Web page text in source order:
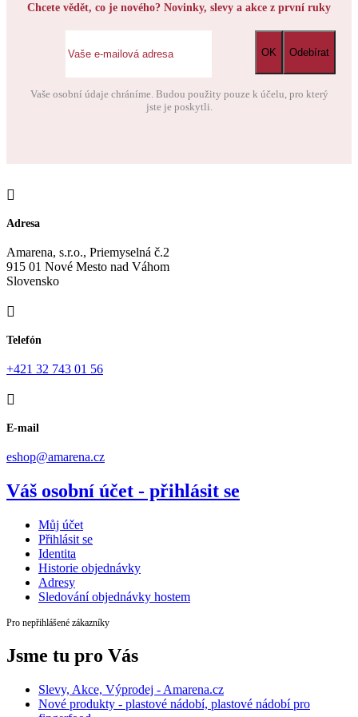
Chcete vědět, co je nového? Novinky, slevy a akce z první ruky
Vaše osobní údaje chráníme. Budou použity pouze k účelu, pro který
jste je poskytli.
Adresa
Amarena, s.r.o., Priemyselná č.2
915 01 Nové Mesto nad Váhom
Slovensko
Telefón
+421 32 743 01 56
E-mail
eshop@amarena.cz
Váš osobní účet - přihlásit se
Můj účet
Přihlásit se
Identita
Historie objednávky
Adresy
Sledování objednávky hostem
Pro nepřihlášené zákazníky
Jsme tu pro Vás
Slevy, Akce, Výprodej - Amarena.cz
Nové produkty - plastové nádobí, plastové nádobí pro